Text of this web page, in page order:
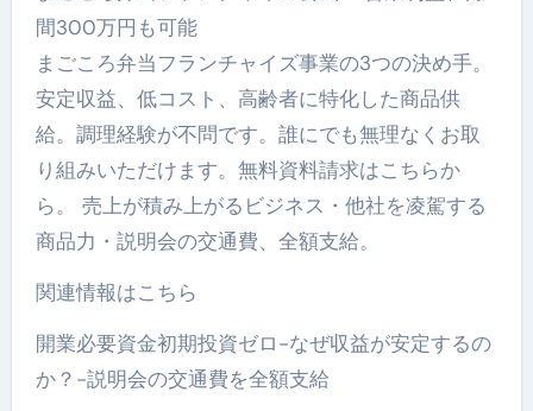
間300万円も可能
まごころ弁当フランチャイズ事業の3つの決め手。
安定収益、低コスト、高齢者に特化した商品供
給。調理経験が不問です。誰にでも無理なくお取
り組みいただけます。無料資料請求はこちらか
ら。 売上が積み上がるビジネス・他社を凌駕する
商品力・説明会の交通費、全額支給。
関連情報はこちら
開業必要資金初期投資ゼロ-なぜ収益が安定するの
か？-説明会の交通費を全額支給